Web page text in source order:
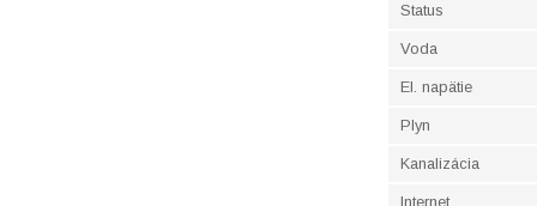
Status
Voda
El. napätie
Plyn
Kanalizácia
Internet